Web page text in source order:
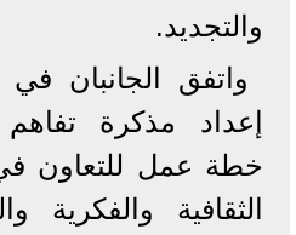
والتجديد.
واتفق الجانبان في
إعداد مذكرة
خطة عمل للتعاون في
الثقافية والفكرية